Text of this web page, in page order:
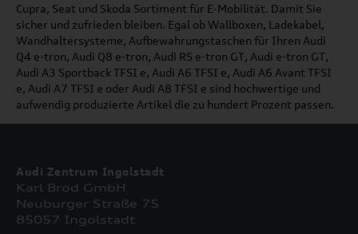
Cupra, Seat und Skoda Sortiment für E-Mobilität. Damit Sie
sicher und zufrieden bleiben. Egal ob Wallboxen, Ladekabel,
Wandhaltersysteme, Aufbewahrungstaschen für Ihren Audi
Q4 e-tron, Audi Q8 e-tron, Audi RS e-tron GT, Audi e-tron GT,
Audi A3 Sportback TFSI e, Audi A6 TFSI e, Audi A6 Avant TFSI
e, Audi A7 TFSI e oder Audi A8 TFSI e sind hochwertige und
aufwendig produzierte Artikel die zu hundert Prozent passen.
Audi Zentrum Ingolstadt
Karl Brod GmbH
Neuburger Straße 75
85057 Ingolstadt